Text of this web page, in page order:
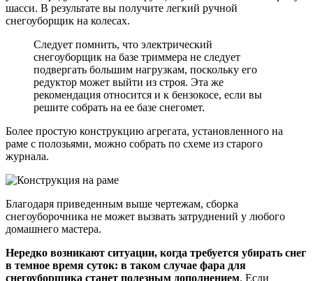
шасси. В результате вы получите легкий ручной
снегоуборщик на колесах.
Следует помнить, что электрический
снегоуборщик на базе триммера не следует
подвергать большим нагрузкам, поскольку его
редуктор может выйти из строя. Эта же
рекомендация относится и к бензокосе, если вы
решите собрать на ее базе снегомет.
Более простую конструкцию агрегата, установленного на
раме с полозьями, можно собрать по схеме из старого
журнала.
Благодаря приведенным выше чертежам, сборка
снегоуборочника не может вызвать затруднений у любого
домашнего мастера.
Нередко возникают ситуации, когда требуется убирать снег
в темное время суток: в таком случае фара для
снегоуборщика станет полезным дополнением. Если